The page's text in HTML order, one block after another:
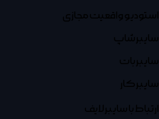
استودیو واقعیت مجازی
سایبرشاپ
سایبربات
سایبرکار
ارتباط با سایبرلایف